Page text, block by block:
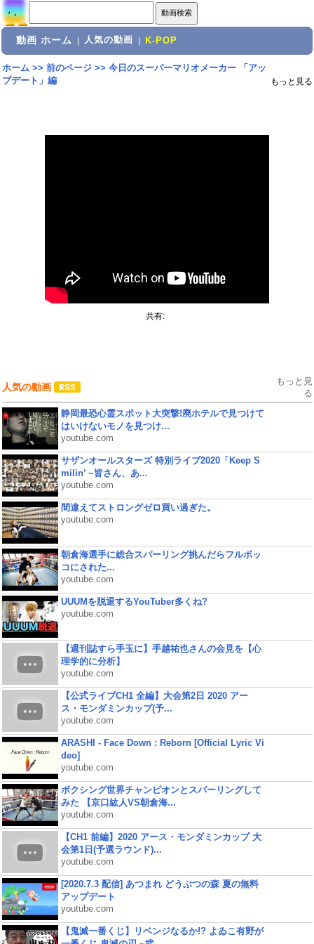
動画 ホーム 人気の動画 K-POP
ホーム>> 前のページ>> 今日のスーパーマリオメーカー 「アッ
プデート」編
もっと見る
共有:
人気の動画
もっと見
る
静岡最恐心霊スポット大突撃!廃ホテルで見つけて
はいけないモノを見つけ...
youtube.com
サザンオールスターズ 特別ライブ2020「Keep S
milin’ ~皆さん、あ...
youtube.com
間違えてストロングゼロ買い過ぎた。
youtube.com
朝倉海選手に総合スパーリング挑んだらフルボッ
コにされた...
youtube.com
UUUMを脱退するYouTuber多くね?
youtube.com
【週刊誌すら手玉に】手越祐也さんの会見を【心
理学的に分析】
youtube.com
【公式ライブCH1 全編】大会第2日 2020 アー
ス・モンダミンカップ(予...
youtube.com
ARASHI - Face Down : Reborn [Official Lyric Vi
deo]
youtube.com
ボクシング世界チャンピオンとスパーリングして
みた 【京口紘人VS朝倉海...
youtube.com
【CH1 前編】2020 アース・モンダミンカップ 大
会第1日(予選ラウンド)...
youtube.com
[2020.7.3 配信] あつまれ どうぶつの森 夏の無料
アップデート
youtube.com
【鬼滅一番くじ】リベンジなるか!? よゐこ有野が